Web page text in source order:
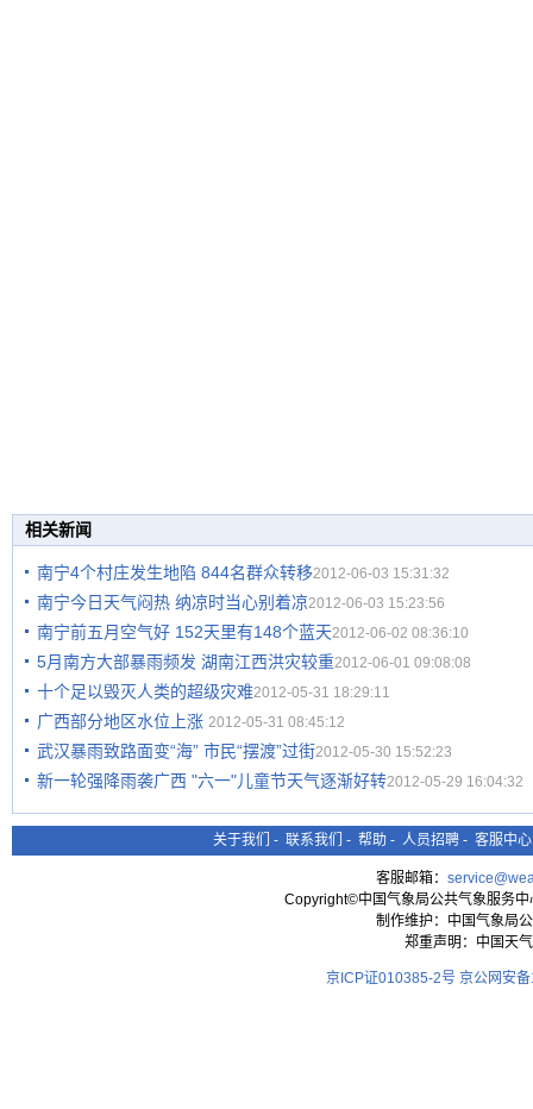
相关新闻
南宁4个村庄发生地陷 844名群众转移2012-06-03 15:31:32
南宁今日天气闷热 纳凉时当心别着凉2012-06-03 15:23:56
南宁前五月空气好 152天里有148个蓝天2012-06-02 08:36:10
5月南方大部暴雨频发 湖南江西洪灾较重2012-06-01 09:08:08
十个足以毁灭人类的超级灾难2012-05-31 18:29:11
广西部分地区水位上涨 2012-05-31 08:45:12
武汉暴雨致路面变“海” 市民“摆渡”过街2012-05-30 15:52:23
新一轮强降雨袭广西 "六一"儿童节天气逐渐好转2012-05-29 16:04:32
关于我们 - 联系我们 - 帮助 - 人员招聘 - 客服中心
客服邮箱：
Copyright©中国气象局公共气象服务
制作维护：中国气象局
郑重声明：中国天
京ICP证010385-2号 京公网安